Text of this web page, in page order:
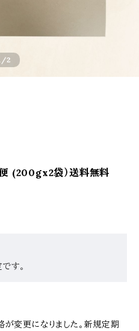
/2
(200gx2袋）送料無料
す。
変更になりました。新規定期